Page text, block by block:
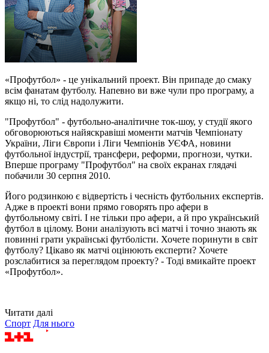
«Профутбол» - це унікальний проект. Він припаде до смаку
всім фанатам футболу. Напевно ви вже чули про програму, а
якщо ні, то слід надолужити.
"Профутбол" - футбольно-аналітичне ток-шоу, у студії якого
обговорюються найяскравіші моменти матчів Чемпіонату
України, Ліги Європи і Ліги Чемпіонів УЄФА, новини
футбольної індустрії, трансфери, реформи, прогнози, чутки.
Вперше програму "Профутбол" на своїх екранах глядачі
побачили 30 серпня 2010.
Його родзинкою є відвертість і чесність футбольних експертів.
Адже в проекті вони прямо говорять про афери в
футбольному світі. І не тільки про афери, а й про український
футбол в цілому. Вони аналізують всі матчі і точно знають як
повинні грати українські футболісти. Хочете поринути в світ
футболу? Цікаво як матчі оцінюють експерти? Хочете
розслабитися за переглядом проекту? - Тоді вмикайте проект
«Профутбол».
Читати далі
Спорт Для нього